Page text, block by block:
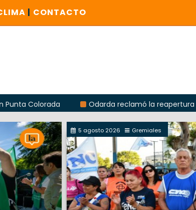
| CONTACTO
Odarda reclamó la reapertura de la
5 agosto 2026 Gremiales